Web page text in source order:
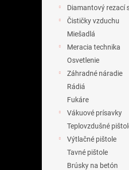
Diamantový rezací
Čističky vzduchu
Miešadlá
Meracia technika
Osvetlenie
Záhradné náradie
Rádiá
Fukáre
Vákuové prísavky
Teplovzdušné
Výtlačné pištole
Tavné pištole
Brúsky na betón